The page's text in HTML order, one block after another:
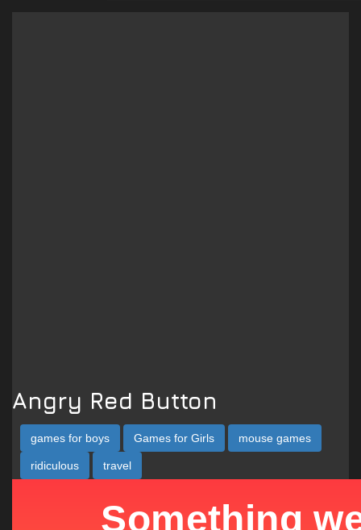
Angry Red Button
games for boys Games for Girls mouse games
ridiculous travel